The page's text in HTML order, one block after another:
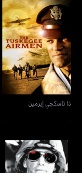
ذا تاسكجي إيرمين
ذا تاسكجي إيرمين